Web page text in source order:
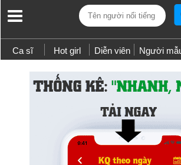
Ca sĩ Hot girl Diễn viên Người